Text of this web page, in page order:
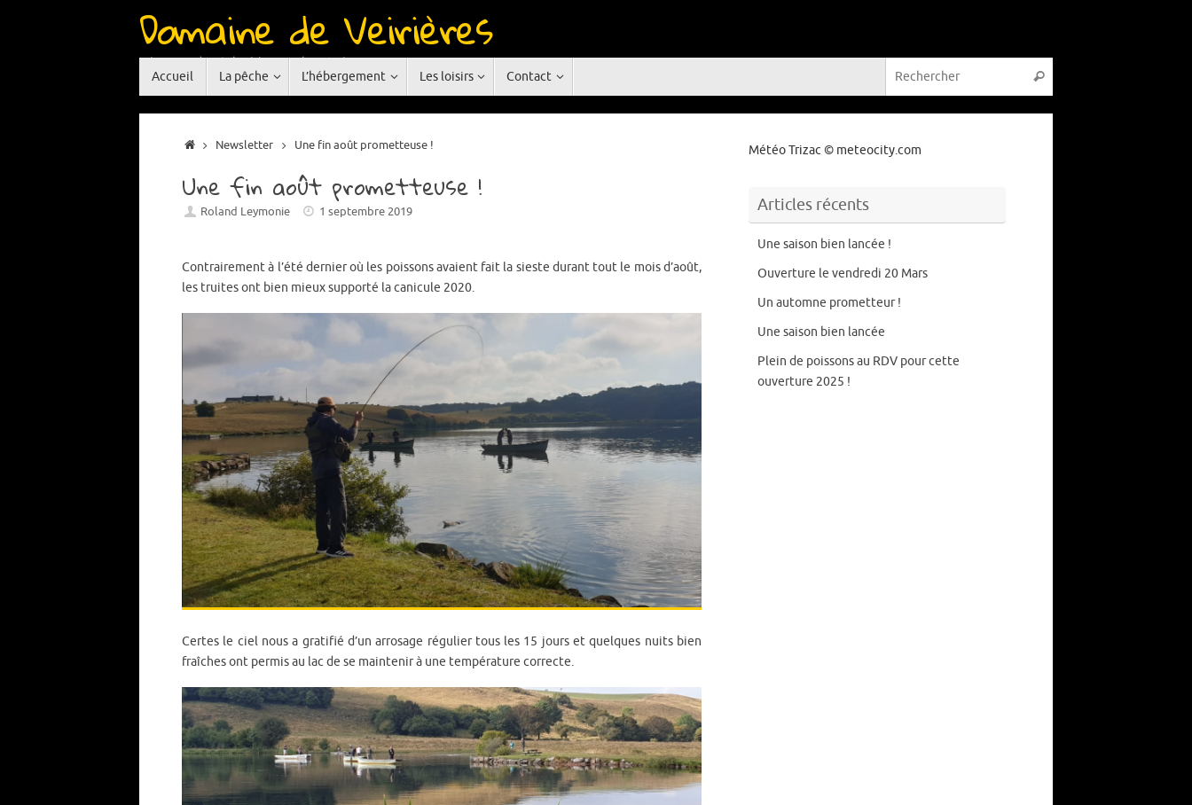
Domaine de Veirières
Réservoir de pêche à la mouche situé en Auvergne
Accueil La pêche L’hébergement Les loisirs Contact Rechercher
Accueil
Newsletter Une fin août prometteuse !
Une fin août prometteuse !
Roland Leymonie 1 septembre 2019
Contrairement à l’été dernier où les poissons avaient fait la sieste durant tout le mois d’août,
les truites ont bien mieux supporté la canicule 2020.
Certes le ciel nous a gratifié d’un arrosage régulier tous les 15 jours et quelques nuits bien
fraîches ont permis au lac de se maintenir à une température correcte.
Météo Trizac © meteocity.com
Articles récents
Une saison bien lancée !
Ouverture le vendredi 20 Mars
Un automne prometteur !
Une saison bien lancée
Plein de poissons au RDV pour cette
ouverture 2025 !